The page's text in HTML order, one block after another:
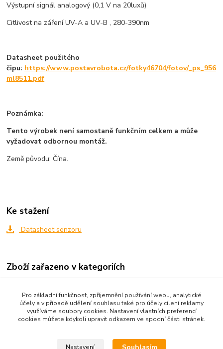
Výstupní signál analogový (0,1 V na 20luxů)
Citlivost na záření UV-A a UV-B , 280-390nm
Datasheet použitého
čipu: https://www.postavrobota.cz/fotky46704/fotov/_ps_956
ml8511.pdf
Poznámka:
Tento výrobek není samostaně funkčním celkem a může
vyžadovat odbornou montáž.
Země původu: Čína.
Ke stažení
Datasheet senzoru
Zboží zařazeno v kategoriích
Senzory a moduly
Zdroje a měřící přístroje
Pro základní funkčnost, zpříjemnění používání webu, analytické
účely a v případě udělení souhlasu také pro účely cílení reklamy
využíváme soubory cookies. Nastavení vlastních preferencí
cookies můžete kdykoli upravit odkazem ve spodní části stránek.
Nastavení